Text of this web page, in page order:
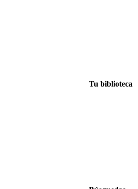
Tu biblioteca